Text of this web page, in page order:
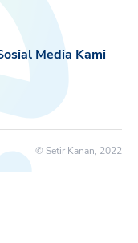
Media Kami
© Setir Kanan, 2022